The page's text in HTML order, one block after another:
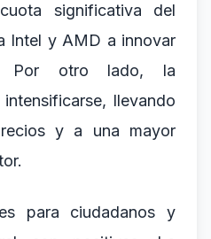
significativa del
Intel y AMD a innovar
Por otro lado, la
llevando
y a una mayor
para ciudadanos y